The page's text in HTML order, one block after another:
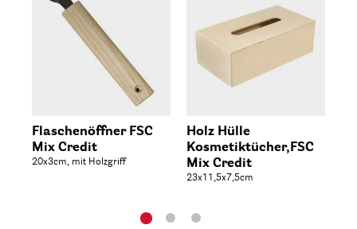
Flaschenöffner FSC
Mix Credit
20x3cm, mit Holzgriff
Holz Hülle
Kosmetiktücher,FSC
Mix Credit
23x11,5x7,5cm